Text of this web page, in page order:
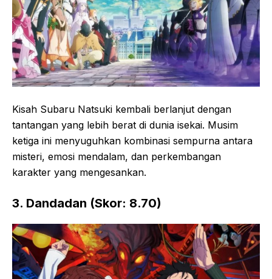
Kisah Subaru Natsuki kembali berlanjut dengan
tantangan yang lebih berat di dunia isekai. Musim
ketiga ini menyuguhkan kombinasi sempurna antara
misteri, emosi mendalam, dan perkembangan
karakter yang mengesankan.
3. Dandadan (Skor: 8.70)